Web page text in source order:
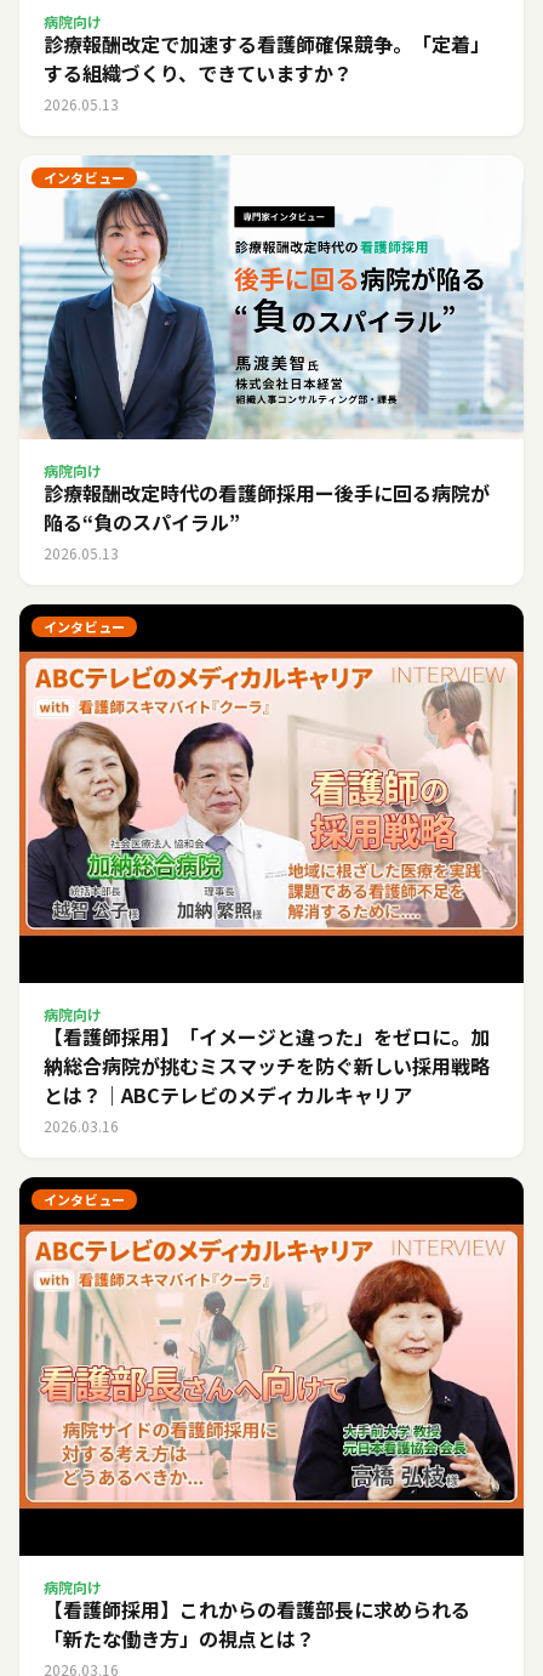
病院向け
診療報酬改定で加速する看護師確保競争。「定着」
する組織づくり、できていますか？
2026.05.13
インタビュー
病院向け
診療報酬改定時代の看護師採用ー後手に回る病院が
陥る“負のスパイラル”
2026.05.13
インタビュー
病院向け
【看護師採用】「イメージと違った」をゼロに。加
納総合病院が挑むミスマッチを防ぐ新しい採用戦略
とは？｜ABCテレビのメディカルキャリア
2026.03.16
インタビュー
病院向け
【看護師採用】これからの看護部長に求められる
「新たな働き方」の視点とは？
2026.03.16